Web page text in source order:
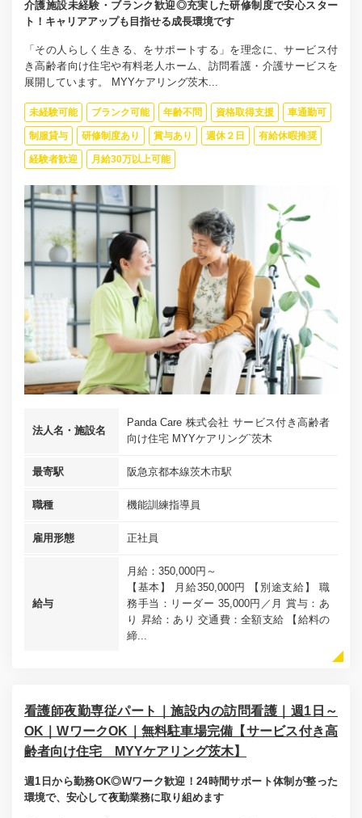
介護施設未経験・ブランク歓迎◎充実した研修制度で安心スター
ト！キャリアアップも目指せる成長環境です
「その人らしく生きる、をサポートする」を理念に、サービス付
き高齢者向け住宅や有料老人ホーム、訪問看護・介護サービスを
展開しています。 MYYケアリング茨木...
未経験可能 ブランク可能 年齢不問 資格取得支援 車通勤可
制服貸与 研修制度あり 賞与あり 週休２日 有給休暇推奨
経験者歓迎 月給30万以上可能
法人名・施設名
Panda Care 株式会社 サービス付き高齢者
向け住宅 MYYケアリング`茨木
最寄駅 阪急京都本線茨木市駅
職種 機能訓練指導員
雇用形態 正社員
給与
月給：350,000円～
【基本】 月給350,000円 【別途支給】 職
務手当：リーダー 35,000円／月 賞与：あ
り 昇給：あり 交通費：全額支給 【給料の
締...
看護師夜勤専従パート｜施設内の訪問看護｜週1日～
OK｜WワークOK｜無料駐車場完備【サービス付き高
齢者向け住宅 MYYケアリング茨木】
週1日から勤務OK◎Wワーク歓迎！24時間サポート体制が整った
環境で、安心して夜勤業務に取り組めます